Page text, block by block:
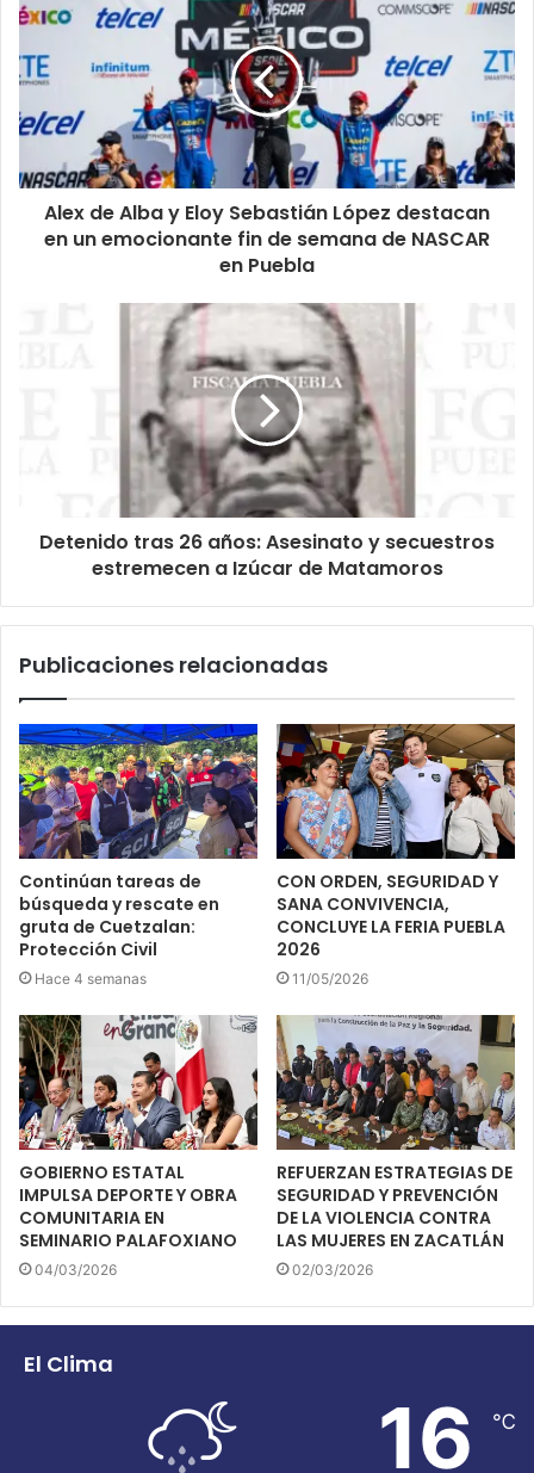
Alex de Alba y Eloy Sebastián López destacan
en un emocionante fin de semana de NASCAR
en Puebla
Detenido tras 26 años: Asesinato y secuestros
estremecen a Izúcar de Matamoros
Publicaciones relacionadas
Continúan tareas de
búsqueda y rescate en
gruta de Cuetzalan:
Protección Civil
Hace 4 semanas
CON ORDEN, SEGURIDAD Y
SANA CONVIVENCIA,
CONCLUYE LA FERIA PUEBLA
2026
11/05/2026
GOBIERNO ESTATAL
IMPULSA DEPORTE Y OBRA
COMUNITARIA EN
SEMINARIO PALAFOXIANO
04/03/2026
REFUERZAN ESTRATEGIAS DE
SEGURIDAD Y PREVENCIÓN
DE LA VIOLENCIA CONTRA
LAS MUJERES EN ZACATLÁN
02/03/2026
El Clima
16 ℃